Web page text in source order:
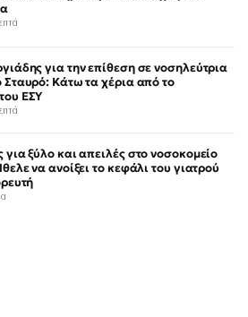
για την επίθεση σε νοσηλεύτρια
Σταυρό: Κάτω τα χέρια από το
ΕΣΥ
για ξύλο και απειλές στο νοσοκομείο
να ανοίξει το κεφάλι του γιατρού